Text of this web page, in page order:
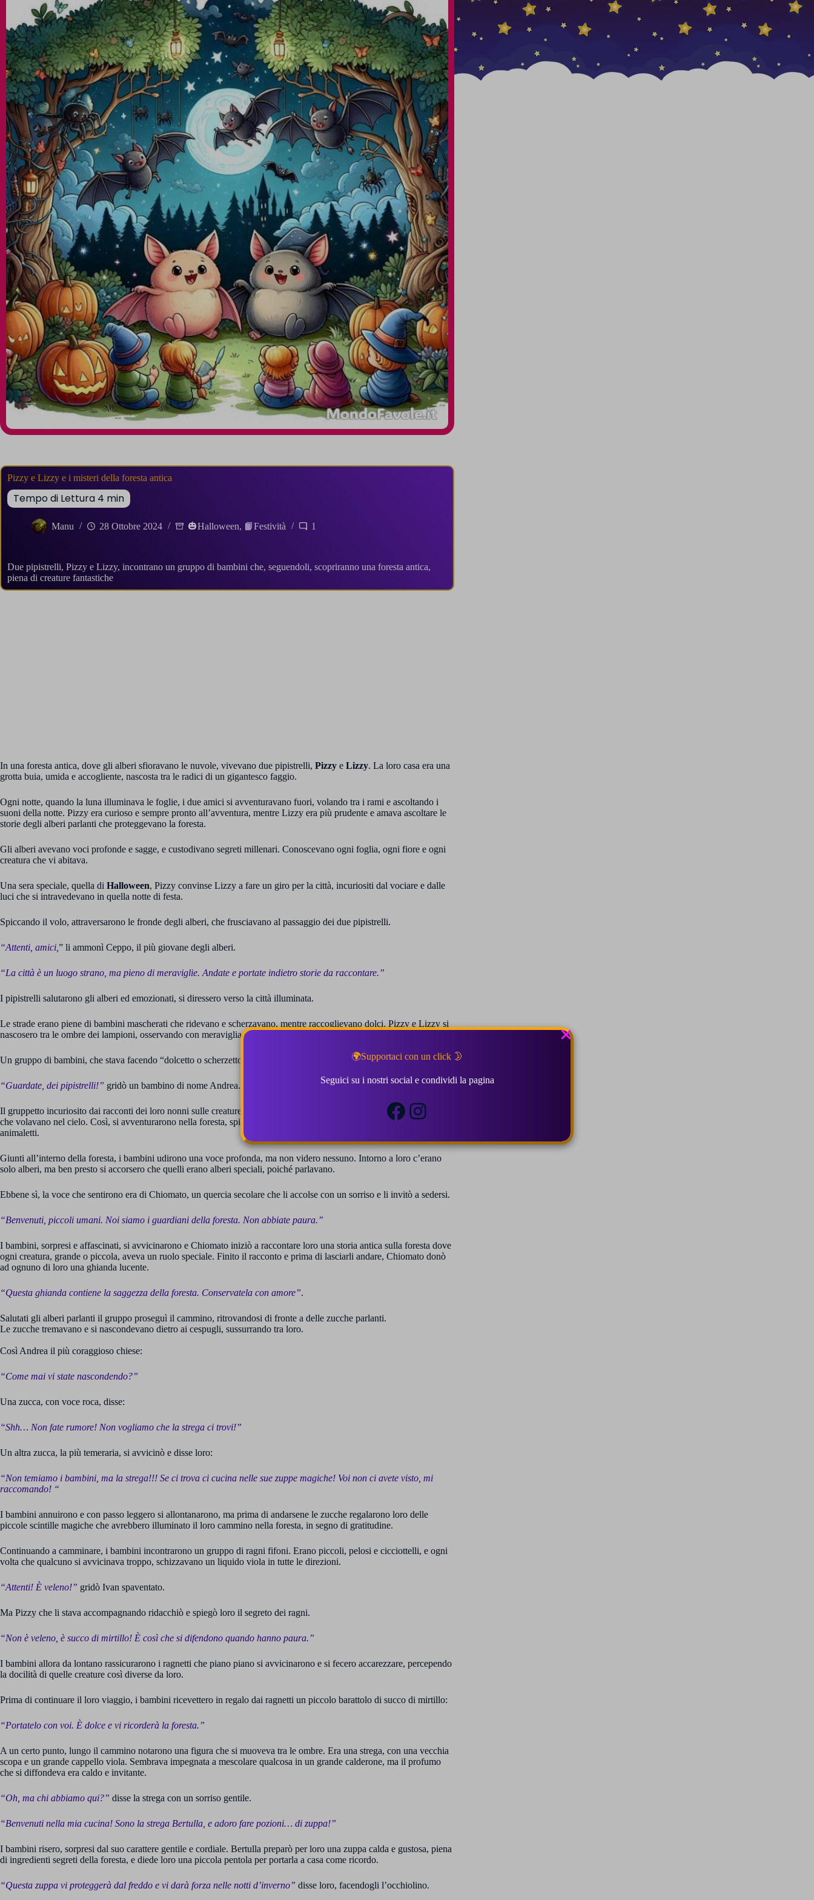
🌍Supportaci con un click 🌛
Seguici su i nostri social e condividi la pagina
Facebook
Instagram
Pizzy e Lizzy e i misteri della foresta antica
Manu 28 Ottobre 2024 🎃Halloween, 📙Festività 1
Due pipistrelli, Pizzy e Lizzy, incontrano un gruppo di bambini che, seguendoli, scopriranno una foresta antica,
piena di creature fantastiche
In una foresta antica, dove gli alberi sfioravano le nuvole, vivevano due pipistrelli, Pizzy e Lizzy. La loro casa era una
grotta buia, umida e accogliente, nascosta tra le radici di un gigantesco faggio.
Ogni notte, quando la luna illuminava le foglie, i due amici si avventuravano fuori, volando tra i rami e ascoltando i
suoni della notte. Pizzy era curioso e sempre pronto all’avventura, mentre Lizzy era più prudente e amava ascoltare le
storie degli alberi parlanti che proteggevano la foresta.
Gli alberi avevano voci profonde e sagge, e custodivano segreti millenari. Conoscevano ogni foglia, ogni fiore e ogni
creatura che vi abitava.
Una sera speciale, quella di Halloween, Pizzy convinse Lizzy a fare un giro per la città, incuriositi dal vociare e dalle
luci che si intravedevano in quella notte di festa.
Spiccando il volo, attraversarono le fronde degli alberi, che frusciavano al passaggio dei due pipistrelli.
“Attenti, amici, ” li ammonì Ceppo, il più giovane degli alberi.
“La città è un luogo strano, ma pieno di meraviglie. Andate e portate indietro storie da raccontare.”
I pipistrelli salutarono gli alberi ed emozionati, si diressero verso la città illuminata.
Le strade erano piene di bambini mascherati che ridevano e scherzavano, mentre raccoglievano dolci. Pizzy e Lizzy si
nascosero tra le ombre dei lampioni, osservando con meraviglia quel mondo a loro sconosciuto.
Un gruppo di bambini, che stava facendo “dolcetto o scherzetto” li notò.
“Guardate, dei pipistrelli!” gridò un bambino di nome Andrea.
Il gruppetto incuriosito dai racconti dei loro nonni sulle creature della notte, decisero di seguire quei due strani puntini
che volavano nel cielo. Così, si avventurarono nella foresta, spinti dalla voglia di scoprire dove fossero diretti i due
animaletti.
Giunti all’interno della foresta, i bambini udirono una voce profonda, ma non videro nessuno. Intorno a loro c’erano
solo alberi, ma ben presto si accorsero che quelli erano alberi speciali, poiché parlavano.
Ebbene sì, la voce che sentirono era di Chiomato, un quercia secolare che li accolse con un sorriso e li invitò a sedersi.
“Benvenuti, piccoli umani. Noi siamo i guardiani della foresta. Non abbiate paura.”
I bambini, sorpresi e affascinati, si avvicinarono e Chiomato iniziò a raccontare loro una storia antica sulla foresta dove
ogni creatura, grande o piccola, aveva un ruolo speciale. Finito il racconto e prima di lasciarli andare, Chiomato donò
ad ognuno di loro una ghianda lucente.
“Questa ghianda contiene la saggezza della foresta. Conservatela con amore”.
Salutati gli alberi parlanti il gruppo proseguì il cammino, ritrovandosi di fronte a delle zucche parlanti.
Le zucche tremavano e si nascondevano dietro ai cespugli, sussurrando tra loro.
Così Andrea il più coraggioso chiese:
“Come mai vi state nascondendo?”
Una zucca, con voce roca, disse:
“Shh… Non fate rumore! Non vogliamo che la strega ci trovi!”
Un altra zucca, la più temeraria, si avvicinò e disse loro:
“Non temiamo i bambini, ma la strega!!! Se ci trova ci cucina nelle sue zuppe magiche! Voi non ci avete visto, mi
raccomando! “
I bambini annuirono e con passo leggero si allontanarono, ma prima di andarsene le zucche regalarono loro delle
piccole scintille magiche che avrebbero illuminato il loro cammino nella foresta, in segno di gratitudine.
Continuando a camminare, i bambini incontrarono un gruppo di ragni fifoni. Erano piccoli, pelosi e cicciottelli, e ogni
volta che qualcuno si avvicinava troppo, schizzavano un liquido viola in tutte le direzioni.
“Attenti! È veleno!” gridò Ivan spaventato.
Ma Pizzy che li stava accompagnando ridacchiò e spiegò loro il segreto dei ragni.
“Non è veleno, è succo di mirtillo! È così che si difendono quando hanno paura.”
I bambini allora da lontano rassicurarono i ragnetti che piano piano si avvicinarono e si fecero accarezzare, percependo
la docilità di quelle creature così diverse da loro.
Prima di continuare il loro viaggio, i bambini ricevettero in regalo dai ragnetti un piccolo barattolo di succo di mirtillo:
“Portatelo con voi. È dolce e vi ricorderà la foresta.”
A un certo punto, lungo il cammino notarono una figura che si muoveva tra le ombre. Era una strega, con una vecchia
scopa e un grande cappello viola. Sembrava impegnata a mescolare qualcosa in un grande calderone, ma il profumo
che si diffondeva era caldo e invitante.
“Oh, ma chi abbiamo qui?” disse la strega con un sorriso gentile.
“Benvenuti nella mia cucina! Sono la strega Bertulla, e adoro fare pozioni… di zuppa!”
I bambini risero, sorpresi dal suo carattere gentile e cordiale. Bertulla preparò per loro una zuppa calda e gustosa, piena
di ingredienti segreti della foresta, e diede loro una piccola pentola per portarla a casa come ricordo.
“Questa zuppa vi proteggerà dal freddo e vi darà forza nelle notti d’inverno” disse loro, facendogli l’occhiolino.